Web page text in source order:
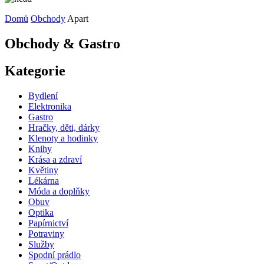
Domů Obchody Apart
Obchody & Gastro
Kategorie
Bydlení
Elektronika
Gastro
Hračky, děti, dárky
Klenoty a hodinky
Knihy
Krása a zdraví
Květiny
Lékárna
Móda a doplňky
Obuv
Optika
Papírnictví
Potraviny
Služby
Spodní prádlo